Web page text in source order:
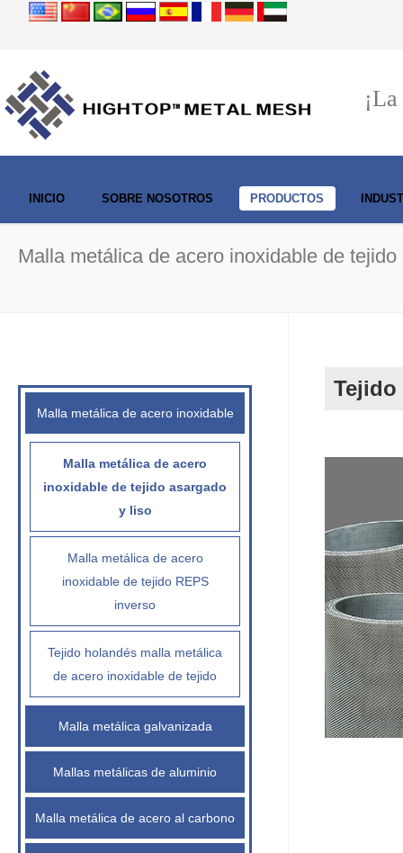
INICIO SOBRE NOSOTROS PRODUCTOS
Malla metálica de acero inoxidable de
Tejido
Malla metálica de acero inoxidable
Malla metálica de acero
inoxidable de tejido asargado
y liso
Malla metálica de acero
inoxidable de tejido REPS
inverso
Tejido holandés malla metálica
de acero inoxidable de tejido
Malla metálica galvanizada
Mallas metálicas de aluminio
Malla metálica de acero al carbono